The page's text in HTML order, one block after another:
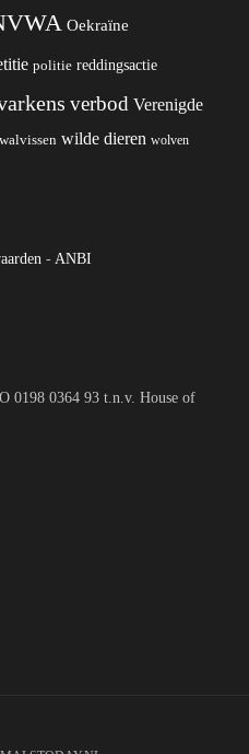
Oekraïne
politie reddingsactie
verbod Verenigde
walvissen wilde dieren wolven
- ANBI
0198 0364 93 t.n.v. House of